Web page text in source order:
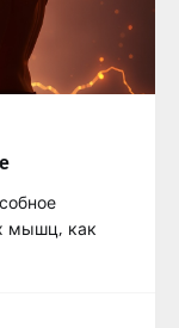
мышц, как